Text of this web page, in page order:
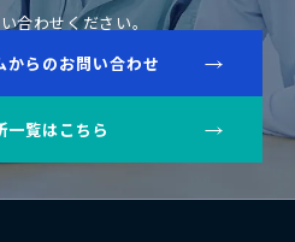
合わせください。
からのお問い合わせ
一覧はこちら